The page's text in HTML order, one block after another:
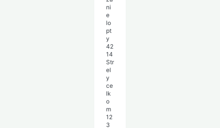
ni
e
lo
pt
y
42
14
Str
el
y
ce
lk
o
m
12
3